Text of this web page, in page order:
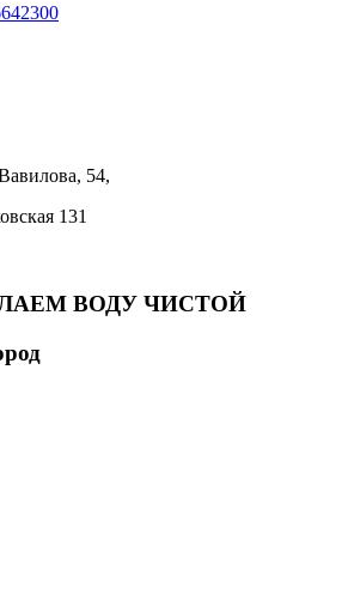
54,
131
ВОДУ ЧИСТОЙ